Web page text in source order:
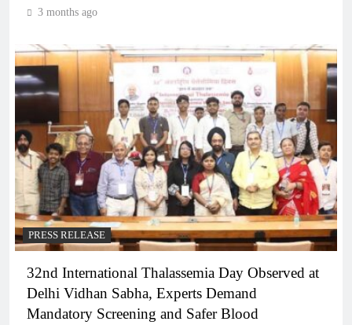
3 months ago
PRESS RELEASE
32nd International Thalassemia Day Observed at
Delhi Vidhan Sabha, Experts Demand
Mandatory Screening and Safer Blood